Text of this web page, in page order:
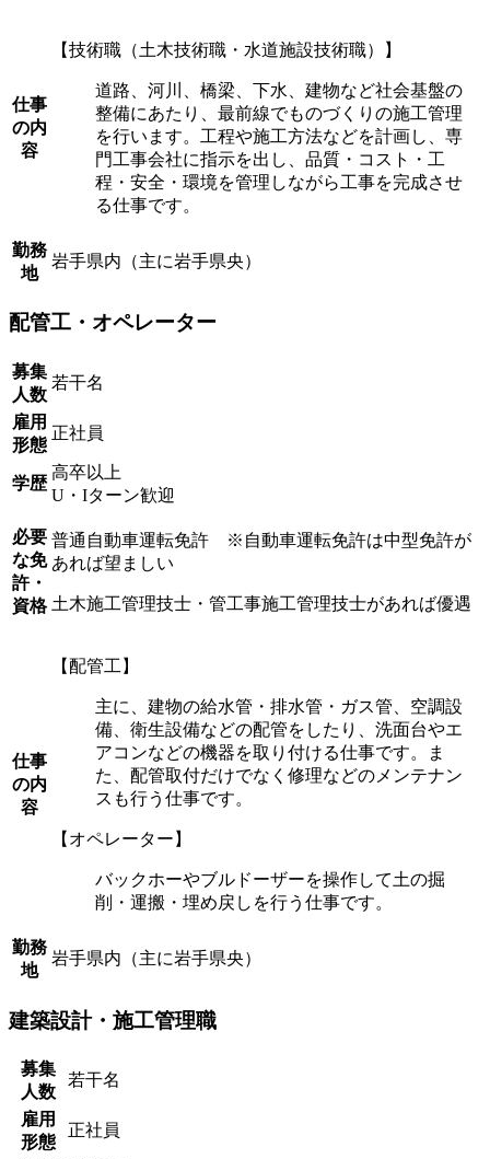
仕事
の内
容
【技術職（土木技術職・水道施設技術職）】
道路、河川、橋梁、下水、建物など社会基盤の
整備にあたり、最前線でものづくりの施工管理
を行います。工程や施工方法などを計画し、専
門工事会社に指示を出し、品質・コスト・工
程・安全・環境を管理しながら工事を完成させ
る仕事です。
勤務
地
岩手県内（主に岩手県央）
配管工・オペレーター
募集
人数
若干名
雇用
形態
正社員
学歴
高卒以上
U・Iターン歓迎
必要
な免
許・
資格
普通自動車運転免許 ※自動車運転免許は中型免許が
あれば望ましい
土木施工管理技士・管工事施工管理技士があれば優遇
仕事
の内
容
【配管工】
主に、建物の給水管・排水管・ガス管、空調設
備、衛生設備などの配管をしたり、洗面台やエ
アコンなどの機器を取り付ける仕事です。ま
た、配管取付だけでなく修理などのメンテナン
スも行う仕事です。
【オペレーター】
バックホーやブルドーザーを操作して土の掘
削・運搬・埋め戻しを行う仕事です。
勤務
地
岩手県内（主に岩手県央）
建築設計・施工管理職
募集
人数
若干名
雇用
形態
正社員